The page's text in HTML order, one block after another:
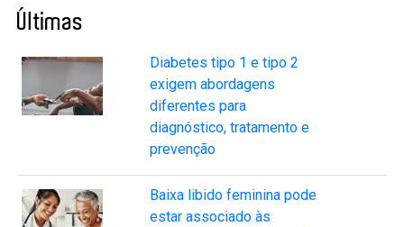
Últimas
Diabetes tipo 1 e tipo 2
exigem abordagens
diferentes para
diagnóstico, tratamento e
prevenção
Baixa libido feminina pode
estar associado às